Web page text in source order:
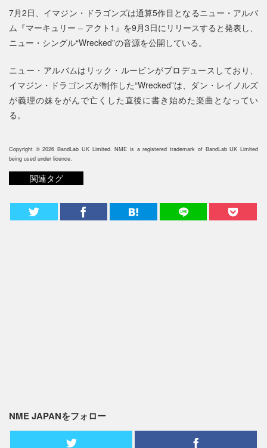
7月2日、イマジン・ドラゴンズは通算5作目となるニュー・アルバ
ム『マーキュリー – アクト1』を9月3日にリリースすると発表し、
ニュー・シングル“Wrecked”の音源を公開している。
ニュー・アルバムはリック・ルービンがプロデュースしており、
イマジン・ドラゴンズが制作した“Wrecked”は、ダン・レイノルズ
が義理の妹をがんで亡くした直後に書き始めた楽曲となってい
る。
Copyright © 2026 BandLab UK Limited. NME is a registered trademark of BandLab UK Limited
being used under licence.
関連タグ
NME JAPANをフォロー